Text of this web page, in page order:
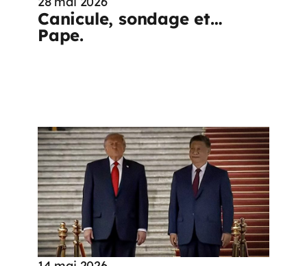
Canicule, sondage et…
Pape.